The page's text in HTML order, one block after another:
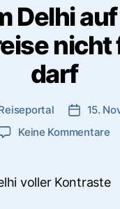
Delhi
nicht
darf
15.
Keine Kommentarezu
auf